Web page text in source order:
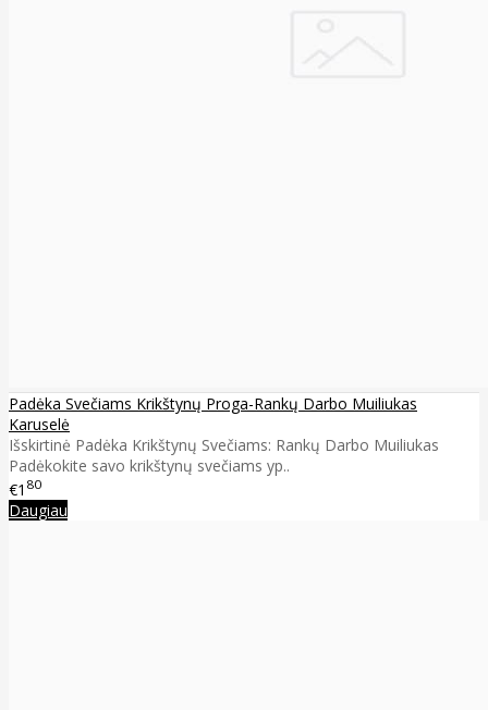
Padėka Svečiams Krikštynų Proga-Rankų Darbo Muiliukas
Karuselė
Išskirtinė Padėka Krikštynų Svečiams: Rankų Darbo Muiliukas
Padėkokite savo krikštynų svečiams yp..
€1 80
Daugiau